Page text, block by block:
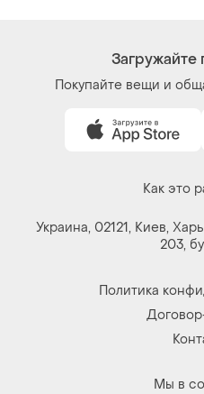
Покупайте вещи и
Как это
Украина, 02121, Киев,
203,
Политика
Мы в